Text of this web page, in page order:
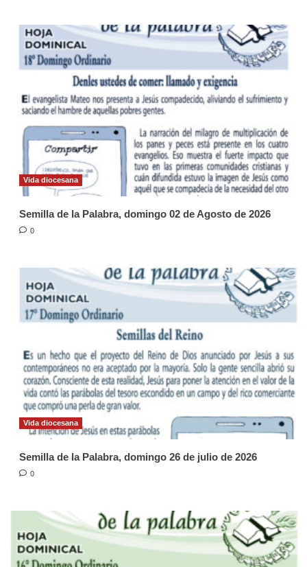
Vida diocesana
Semilla de la Palabra, domingo 02 de Agosto de 2026
0
Vida diocesana
Semilla de la Palabra, domingo 26 de julio de 2026
0